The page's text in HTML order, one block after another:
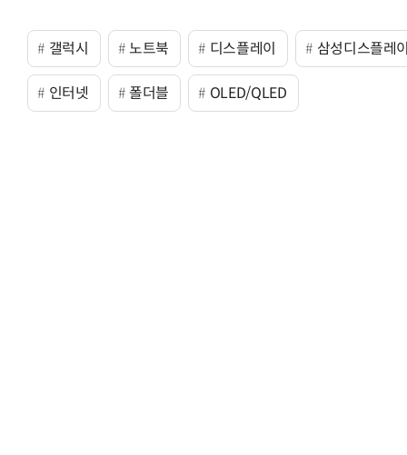
갤럭시 노트북 디스플레이 삼성디스플레
인터넷 폴더블 OLED/QLED